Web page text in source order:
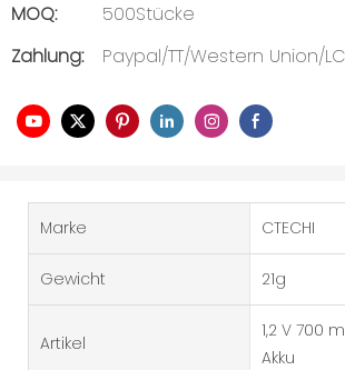
MOQ:
500Stücke
Zahlung:
Paypal/TT/Western Union/
Marke CTECHI
Gewicht 21g
Artikel
1,2 V 700
Akku